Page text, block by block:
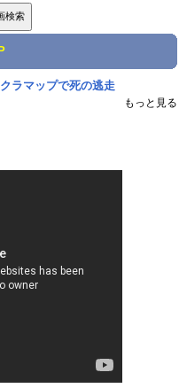
ラマップで死の逃走
もっと見る